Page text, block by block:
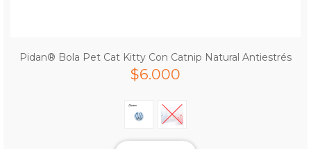
Pidan® Bola Pet Cat Kitty Con Catnip Natural Antiestrés
$6.000